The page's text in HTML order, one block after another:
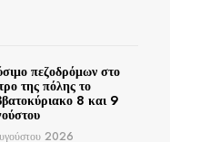
πεζοδρόμων στο
της πόλης το
8 και 9
2026